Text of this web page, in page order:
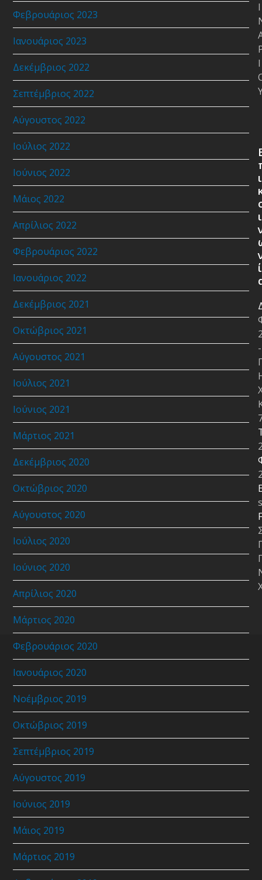
Φεβρουάριος 2023
Ιανουάριος 2023
Δεκέμβριος 2022
Σεπτέμβριος 2022
Αύγουστος 2022
Ιούλιος 2022
Ιούνιος 2022
Μάιος 2022
Απρίλιος 2022
Φεβρουάριος 2022
Ιανουάριος 2022
Δεκέμβριος 2021
Οκτώβριος 2021
Αύγουστος 2021
Ιούλιος 2021
Ιούνιος 2021
Μάρτιος 2021
Δεκέμβριος 2020
Οκτώβριος 2020
Αύγουστος 2020
Ιούλιος 2020
Ιούνιος 2020
Απρίλιος 2020
Μάρτιος 2020
Φεβρουάριος 2020
Ιανουάριος 2020
Νοέμβριος 2019
Οκτώβριος 2019
Σεπτέμβριος 2019
Αύγουστος 2019
Ιούνιος 2019
Μάιος 2019
Μάρτιος 2019
Ι
Ι
ι
ι
ί
-